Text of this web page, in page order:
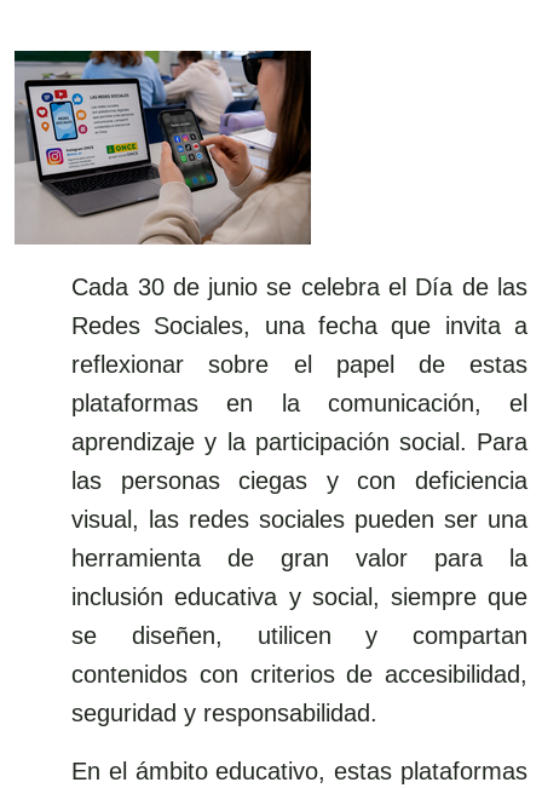
Cada 30 de junio se celebra el Día de las
Redes Sociales, una fecha que invita a
reflexionar sobre el papel de estas
plataformas en la comunicación, el
aprendizaje y la participación social. Para
las personas ciegas y con deficiencia
visual, las redes sociales pueden ser una
herramienta de gran valor para la
inclusión educativa y social, siempre que
se diseñen, utilicen y compartan
contenidos con criterios de accesibilidad,
seguridad y responsabilidad.
En el ámbito educativo, estas plataformas